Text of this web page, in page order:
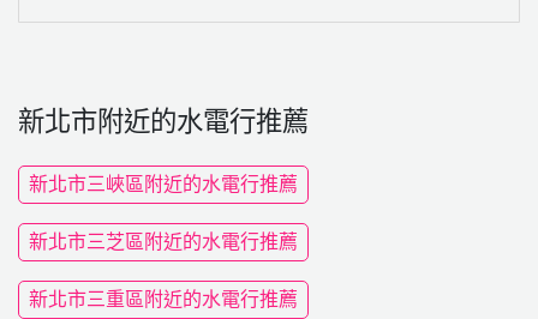
新北市附近的水電行推薦
新北市三峽區附近的水電行推薦
新北市三芝區附近的水電行推薦
新北市三重區附近的水電行推薦